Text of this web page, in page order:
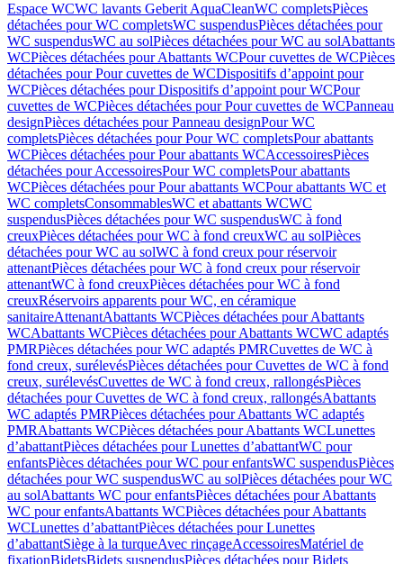
Espace WCWC lavants Geberit AquaCleanWC completsPièces
détachées pour WC completsWC suspendusPièces détachées pour
WC suspendusWC au solPièces détachées pour WC au solAbattants
WCPièces détachées pour Abattants WCPour cuvettes de WCPièces
détachées pour Pour cuvettes de WCDispositifs d’appoint pour
WCPièces détachées pour Dispositifs d’appoint pour WCPour
cuvettes de WCPièces détachées pour Pour cuvettes de WCPanneau
designPièces détachées pour Panneau designPour WC
completsPièces détachées pour Pour WC completsPour abattants
WCPièces détachées pour Pour abattants WCAccessoiresPièces
détachées pour AccessoiresPour WC completsPour abattants
WCPièces détachées pour Pour abattants WCPour abattants WC et
WC completsConsommablesWC et abattants WCWC
suspendusPièces détachées pour WC suspendusWC à fond
creuxPièces détachées pour WC à fond creuxWC au solPièces
détachées pour WC au solWC à fond creux pour réservoir
attenantPièces détachées pour WC à fond creux pour réservoir
attenantWC à fond creuxPièces détachées pour WC à fond
creuxRéservoirs apparents pour WC, en céramique
sanitaireAttenantAbattants WCPièces détachées pour Abattants
WCAbattants WCPièces détachées pour Abattants WCWC adaptés
PMRPièces détachées pour WC adaptés PMRCuvettes de WC à
fond creux, surélevésPièces détachées pour Cuvettes de WC à fond
creux, surélevésCuvettes de WC à fond creux, rallongésPièces
détachées pour Cuvettes de WC à fond creux, rallongésAbattants
WC adaptés PMRPièces détachées pour Abattants WC adaptés
PMRAbattants WCPièces détachées pour Abattants WCLunettes
d’abattantPièces détachées pour Lunettes d’abattantWC pour
enfantsPièces détachées pour WC pour enfantsWC suspendusPièces
détachées pour WC suspendusWC au solPièces détachées pour WC
au solAbattants WC pour enfantsPièces détachées pour Abattants
WC pour enfantsAbattants WCPièces détachées pour Abattants
WCLunettes d’abattantPièces détachées pour Lunettes
d’abattantSiège à la turqueAvec rinçageAccessoiresMatériel de
fixationBidetsBidets suspendusPièces détachées pour Bidets